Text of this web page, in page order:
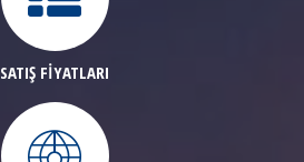
SATIŞ FİYATLARI